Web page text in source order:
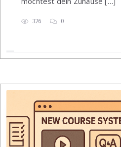
326 0